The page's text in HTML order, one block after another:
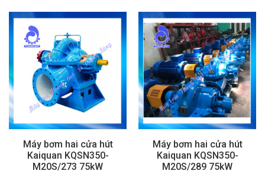
Máy bơm hai cửa hút
Kaiquan KQSN350-
M20S/273 75kW
Máy bơm hai cửa hút
Kaiquan KQSN350-
M20S/289 75kW